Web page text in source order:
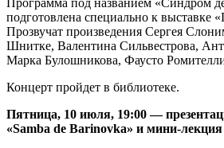
Программа под названием «Синдром
подготовлена специально к выставке
Прозвучат произведения Сергея
Шнитке, Валентина Сильвестрова,
Марка Булошникова, Фаусто
Концерт пройдет в библиотеке.
Пятница, 10 июля, 19:00 —
«Samba de Barinovka» и мини-